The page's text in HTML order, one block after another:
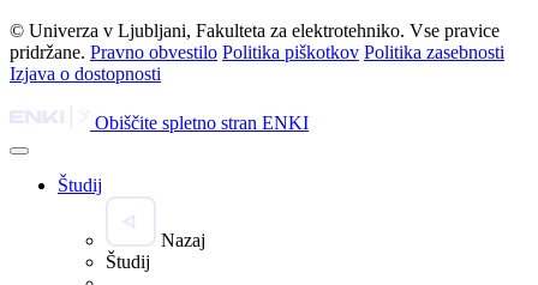
© Univerza v Ljubljani, Fakulteta za elektrotehniko. Vse pravice
pridržane. Pravno obvestilo Politika piškotkov Politika zasebnosti
Izjava o dostopnosti
Obiščite spletno stran ENKI
Študij
Nazaj
Študij